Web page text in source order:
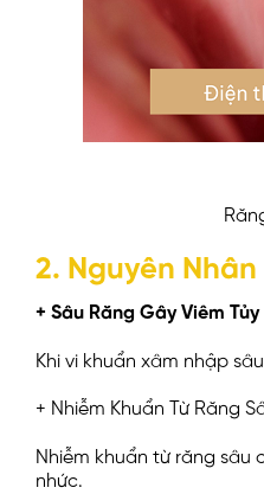
2. Nguyên
+ Sâu Răng Gây Viêm Tủy
Khi vi khuẩn xâm nhập
+ Nhiễm Khuẩn Từ Răng
Nhiễm khuẩn từ răng sâu
nhức.